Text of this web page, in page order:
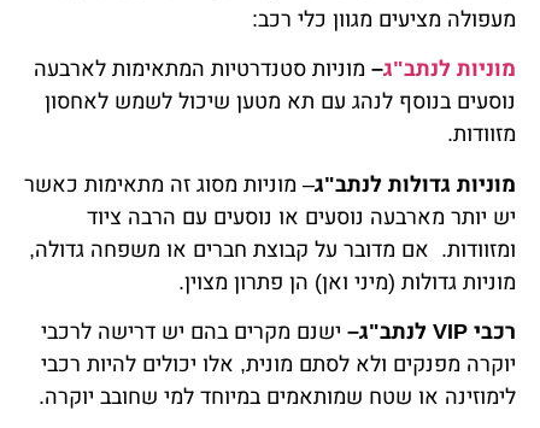
מעפולה מציעים מגוון כלי רכב:
מוניות לנתב"ג– מוניות סטנדרטיות המתאימות לארבעה
נוסעים בנוסף לנהג עם תא מטען שיכול לשמש לאחסון
מזוודות.
מוניות גדולות לנתב"ג– מוניות מסוג זה מתאימות כאשר
יש יותר מארבעה נוסעים או נוסעים עם הרבה ציוד
ומזוודות. אם מדובר על קבוצת חברים או משפחה גדולה,
מוניות גדולות (מיני ואן) הן פתרון מצוין.
רכבי VIP לנתב"ג–
ישנם מקרים בהם יש דרישה לרכבי
יוקרה מפנקים ולא לסתם מונית, אלו יכולים להיות רכבי
לימוזינה או שטח שמותאמים במיוחד למי שחובב יוקרה.